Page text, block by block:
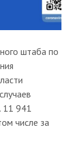
штаба по
11 941
числе за